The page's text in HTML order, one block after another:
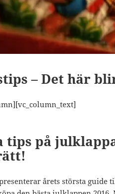
– Det här
tips på
årets största